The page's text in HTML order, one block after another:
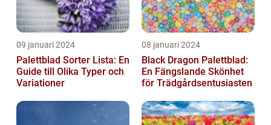
09 januari 2024
Palettblad Sorter Lista: En
Guide till Olika Typer och
Variationer
08 januari 2024
Black Dragon Palettblad:
En Fängslande Skönhet
för Trädgårdsentusiasten